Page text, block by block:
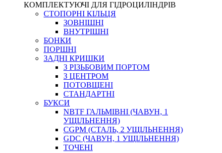
КОМПЛЕКТУЮЧІ ДЛЯ ГІДРОЦИЛІНДРІВ
СТОПОРНІ КІЛЬЦЯ
ЗОВНІШНІ
ВНУТРІШНІ
БОНКИ
ПОРШНІ
ЗАДНІ КРИШКИ
З РІЗЬБОВИМ ПОРТОМ
З ЦЕНТРОМ
ПОТОВЩЕНІ
СТАНДАРТНІ
БУКСИ
NBTF ГАЛЬМІВНІ (ЧАВУН, 1
УЩІЛЬНЕННЯ)
CGPM (СТАЛЬ, 2 УЩІЛЬНЕННЯ)
GDC (ЧАВУН, 1 УЩІЛЬНЕННЯ)
ТОЧЕНІ